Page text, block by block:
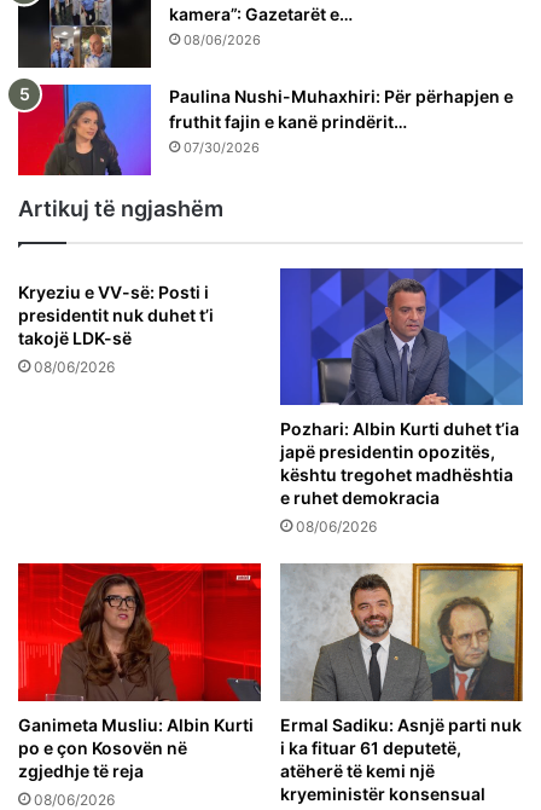
kamera”: Gazetarët e…
08/06/2026
Paulina Nushi-Muhaxhiri: Për përhapjen e
fruthit fajin e kanë prindërit…
07/30/2026
Artikuj të ngjashëm
Kryeziu e VV-së: Posti i
presidentit nuk duhet t’i
takojë LDK-së
08/06/2026
Pozhari: Albin Kurti duhet t’ia
japë presidentin opozitës,
kështu tregohet madhështia
e ruhet demokracia
08/06/2026
Ganimeta Musliu: Albin Kurti
po e çon Kosovën në
zgjedhje të reja
08/06/2026
Ermal Sadiku: Asnjë parti nuk
i ka fituar 61 deputetë,
atëherë të kemi një
kryeministër konsensual